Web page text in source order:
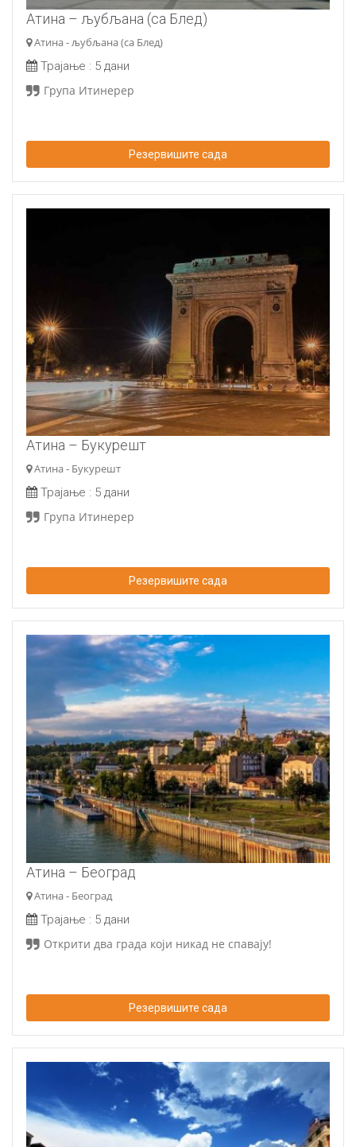
Атина – љубљана (са Блед)
Атина - љубљана (са Блед)
Трајање : 5 дани
Група Итинерер
Резервишите сада
Атина – Букурешт
Атина - Букурешт
Трајање : 5 дани
Група Итинерер
Резервишите сада
Атина – Београд
Атина - Београд
Трајање : 5 дани
Открити два града који никад не спавају!
Резервишите сада